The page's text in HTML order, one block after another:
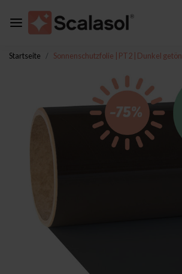
Startseite Sonnenschutzfolie | PT2 | Dunkel
Zurück